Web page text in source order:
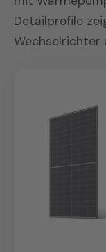
Detailprofile
Wechselrichter